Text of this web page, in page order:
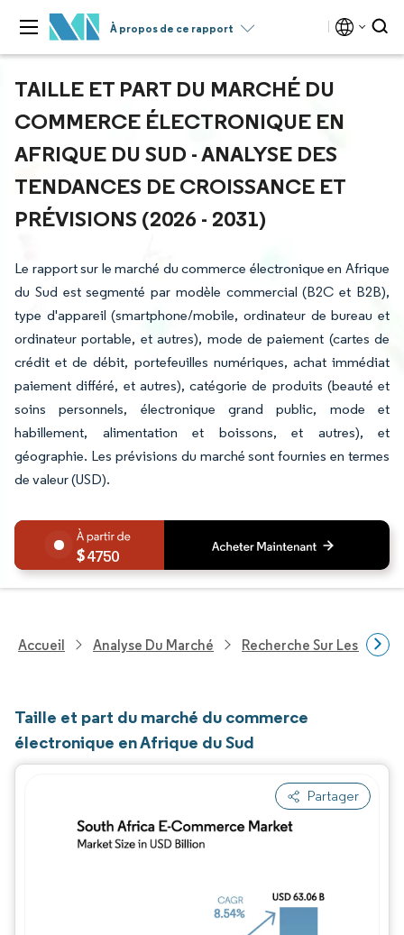
À propos de ce rapport
TAILLE ET PART DU MARCHÉ DU
COMMERCE ÉLECTRONIQUE EN
AFRIQUE DU SUD - ANALYSE DES
TENDANCES DE CROISSANCE ET
PRÉVISIONS (2026 - 2031)
Le rapport sur le marché du commerce électronique en Afrique
du Sud est segmenté par modèle commercial (B2C et B2B),
type d'appareil (smartphone/mobile, ordinateur de bureau et
ordinateur portable, et autres), mode de paiement (cartes de
crédit et de débit, portefeuilles numériques, achat immédiat
paiement différé, et autres), catégorie de produits (beauté et
soins personnels, électronique grand public, mode et
habillement, alimentation et boissons, et autres), et
géographie. Les prévisions du marché sont fournies en termes
de valeur (USD).
4750
Accueil Analyse Du Marché Recherche Sur Les
Taille et part du marché du commerce
électronique en Afrique du Sud
Partager